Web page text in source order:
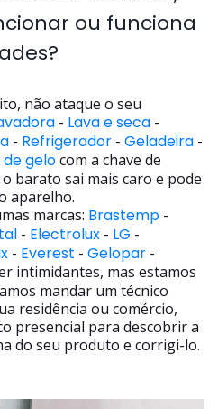
ou funciona
não ataque o seu
- Lava e seca -
- Refrigerador - Geladeira -
de gelocom a chave de
barato sai mais caro e pode
aparelho.
marcas: Brastemp -
- Electrolux - LG -
- Everest - Gelopar -
intimidantes, mas estamos
mandar um técnico
residência ou comércio,
presencial para descobrir a
do seu produto e corrigi-lo.